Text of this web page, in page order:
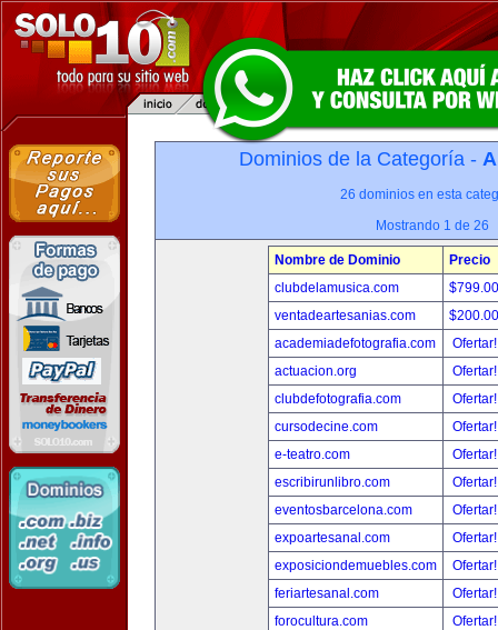
Dominios de la Categoría -
26 dominios en esta
Mostrando 1 de 26
Nombre de Dominio
Precio
clubdelamusica.com
ventadeartesanias.com
academiadefotografia.com
actuacion.org
clubdefotografia.com
cursodecine.com
e-teatro.com
escribirunlibro.com
eventosbarcelona.com
expoartesanal.com
exposiciondemuebles.com
feriartesanal.com
forocultura.com